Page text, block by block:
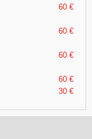
60 €
60 €
60 €
60 €
30 €